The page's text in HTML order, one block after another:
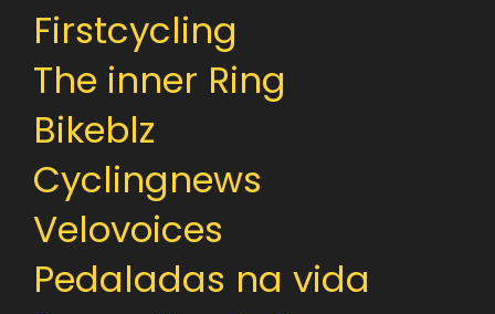
Firstcycling
The inner Ring
Bikeblz
Cyclingnews
Velovoices
Pedaladas na vida